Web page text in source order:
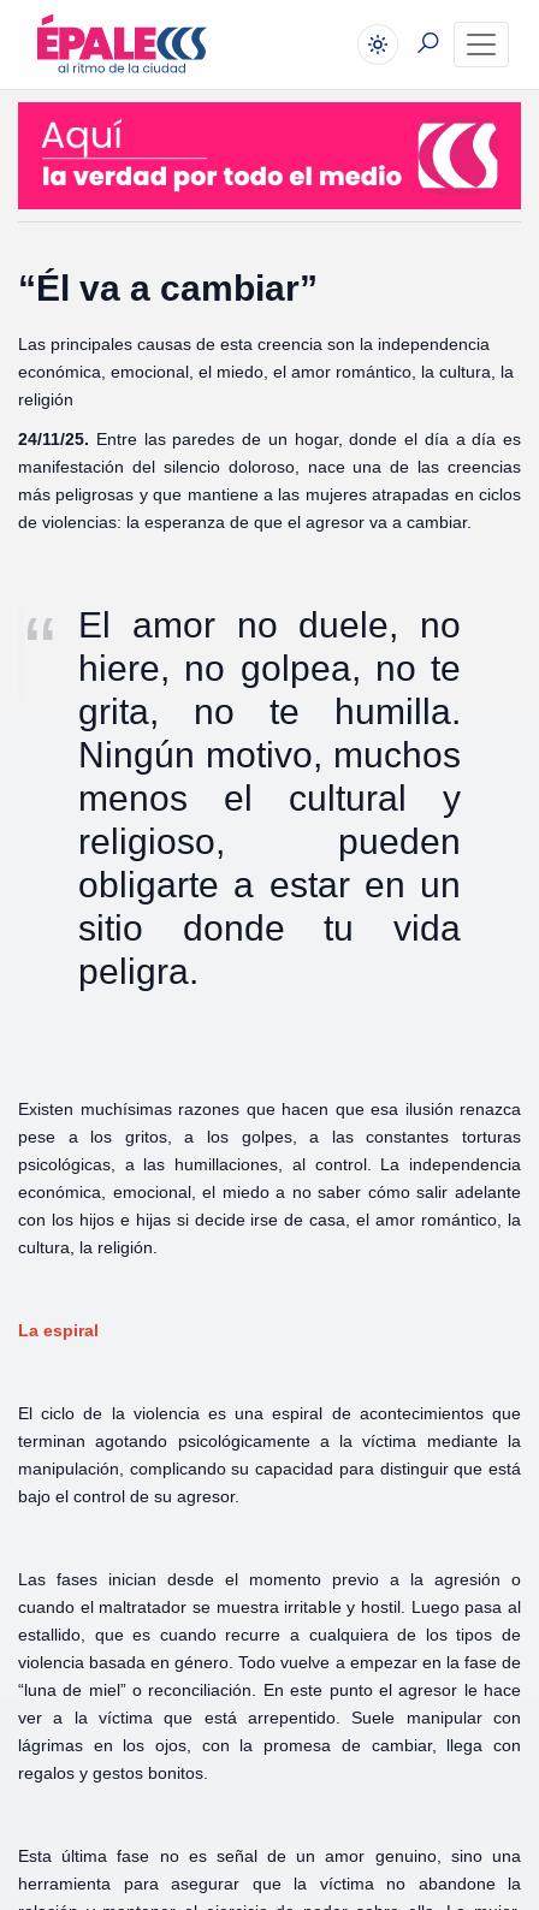
“Él va a cambiar”
Las principales causas de esta creencia son la independencia
económica, emocional, el miedo, el amor romántico, la cultura, la
religión
24/11/25. Entre las paredes de un hogar, donde el día a día es
manifestación del silencio doloroso, nace una de las creencias
más peligrosas y que mantiene a las mujeres atrapadas en ciclos
de violencias: la esperanza de que el agresor va a cambiar.
El amor no duele, no
hiere, no golpea, no te
grita, no te humilla.
Ningún motivo, muchos
menos el cultural y
religioso, pueden
obligarte a estar en un
sitio donde tu vida
peligra.
Existen muchísimas razones que hacen que esa ilusión renazca
pese a los gritos, a los golpes, a las constantes torturas
psicológicas, a las humillaciones, al control. La independencia
económica, emocional, el miedo a no saber cómo salir adelante
con los hijos e hijas si decide irse de casa, el amor romántico, la
cultura, la religión.
La espiral
El ciclo de la violencia es una espiral de acontecimientos que
terminan agotando psicológicamente a la víctima mediante la
manipulación, complicando su capacidad para distinguir que está
bajo el control de su agresor.
Las fases inician desde el momento previo a la agresión o
cuando el maltratador se muestra irritable y hostil. Luego pasa al
estallido, que es cuando recurre a cualquiera de los tipos de
violencia basada en género. Todo vuelve a empezar en la fase de
“luna de miel” o reconciliación. En este punto el agresor le hace
ver a la víctima que está arrepentido. Suele manipular con
lágrimas en los ojos, con la promesa de cambiar, llega con
regalos y gestos bonitos.
Esta última fase no es señal de un amor genuino, sino una
herramienta para asegurar que la víctima no abandone la